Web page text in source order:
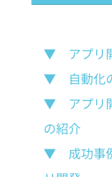
▼　アプリ
▼　自動化
▼　アプリ
の紹介
▼　成功事